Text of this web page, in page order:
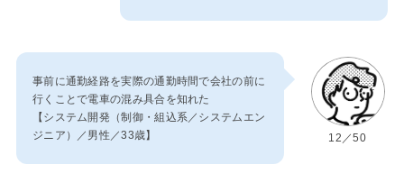
事前に通勤経路を実際の通勤時間で会社の前に
行くことで電車の混み具合を知れた
【システム開発（制御・組込系／システムエン
ジニア）／男性／33歳】
12／50